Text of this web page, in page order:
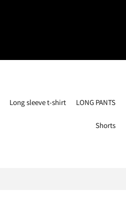
Long sleeve t-shirt LONG PANTS
Shorts